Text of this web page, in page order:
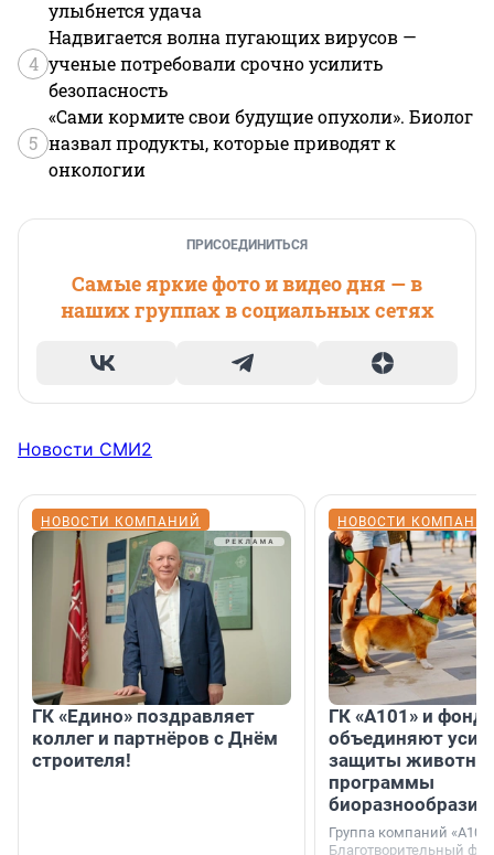
улыбнется удача
4
Надвигается волна пугающих вирусов —
ученые потребовали срочно усилить
безопасность
5
«Сами кормите свои будущие опухоли». Биолог
назвал продукты, которые приводят к
онкологии
ПРИСОЕДИНИТЬСЯ
Самые яркие фото и видео дня — в
наших группах в социальных сетях
Новости СМИ2
НОВОСТИ КОМПАНИЙ
ГК «Едино» поздравляет
коллег и партнёров с Днём
строителя!
НОВОСТИ
ГК «А101» и фонд
объединяют
защиты
программы
биоразнообразия
Группа компаний
Благотворительный